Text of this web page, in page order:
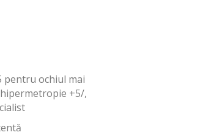
pentru ochiul mai
+5/,